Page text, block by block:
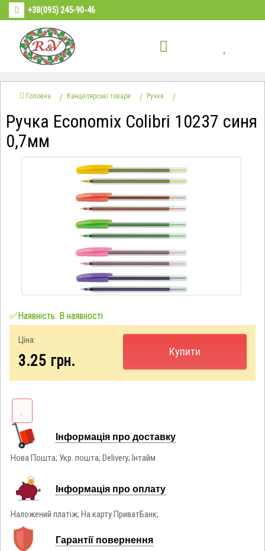
+38(095) 245-90-46
Головна Канцелярські товари Ручки
Ручка Economix Colibri 10237 синя
0,7мм
✅Наявність: В наявності
Ціна:
3.25 грн.
Купити
Інформація про доставку
Нова Пошта; Укр. пошта; Delivery; Інтайм
Інформація про оплату
Наложений платіж; На карту ПриватБанк;
Гарантії повернення